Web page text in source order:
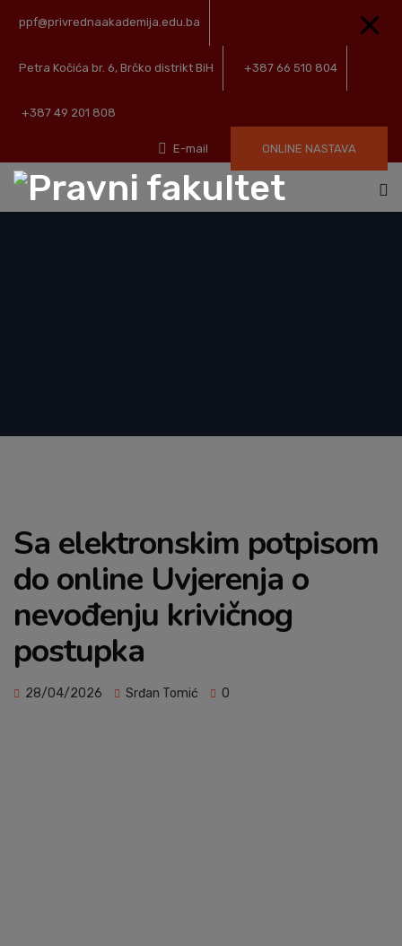
ppf@privrednaakademija.edu.ba
Petra Kočića br. 6, Brčko distrikt BiH +387 66 510 804
+387 49 201 808
E-mail ONLINE NASTAVA
Sa elektronskim potpisom
do online Uvjerenja o
nevođenju krivičnog
postupka
28/04/2026 Srđan Tomić 0